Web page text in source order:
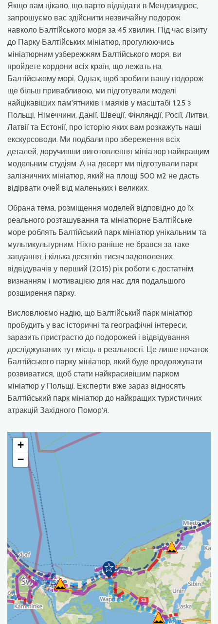
Якщо вам цікаво, що варто відвідати в Мендзиздроє,
запрошуємо вас здійснити незвичайну подорож
навколо Балтійського моря за 45 хвилин. Під час візиту
до Парку Балтійських мініатюр, прогулюючись
мініатюрним узбережжям Балтійського моря, ви
пройдете кордони всіх країн, що лежать на
Балтійському морі. Однак, щоб зробити вашу подорож
ще більш привабливою, ми підготували моделі
найцікавіших пам'ятників і маяків у масштабі 1:25 з
Польщі, Німеччини, Данії, Швеції, Фінляндії, Росії, Литви,
Латвії та Естонії, про історію яких вам розкажуть наші
екскурсоводи. Ми подбали про збереження всіх
деталей, доручивши виготовлення мініатюр найкращим
модельним студіям. А на десерт ми підготували парк
залізничних мініатюр, який на площі 500 м2 не дасть
відірвати очей від маленьких і великих.
Обрана тема, розміщення моделей відповідно до їх
реального розташування та мініатюрне Балтійське
море роблять Балтійський парк мініатюр унікальним та
мультикультурним. Ніхто раніше не брався за таке
завдання, і кілька десятків тисяч задоволених
відвідувачів у перший (2015) рік роботи є достатнім
визнанням і мотивацією для нас для подальшого
розширення парку.
Висловлюємо надію, що Балтійський парк мініатюр
пробудить у вас історичні та географічні інтереси,
заразить пристрастю до подорожей і відвідування
досліджуваних тут місць в реальності. Це лише початок
Балтійського парку мініатюр, який буде продовжувати
розвиватися, щоб стати найкрасивішим парком
мініатюр у Польщі. Експерти вже зараз відносять
Балтійський парк мініатюр до найкращих туристичних
атракцій Західного Помор'я.
+
−